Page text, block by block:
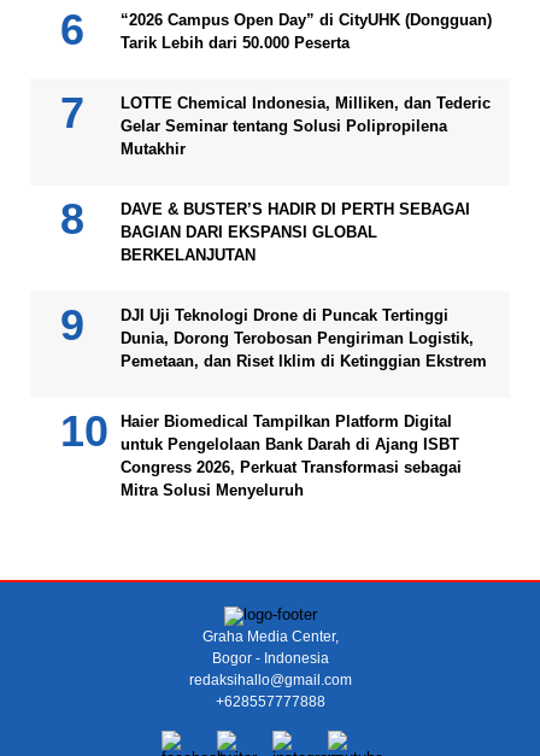
“2026 Campus Open Day” di CityUHK (Dongguan)
Tarik Lebih dari 50.000 Peserta
LOTTE Chemical Indonesia, Milliken, dan Tederic
Gelar Seminar tentang Solusi Polipropilena
Mutakhir
DAVE & BUSTER’S HADIR DI PERTH SEBAGAI
BAGIAN DARI EKSPANSI GLOBAL
BERKELANJUTAN
DJI Uji Teknologi Drone di Puncak Tertinggi
Dunia, Dorong Terobosan Pengiriman Logistik,
Pemetaan, dan Riset Iklim di Ketinggian Ekstrem
Haier Biomedical Tampilkan Platform Digital
untuk Pengelolaan Bank Darah di Ajang ISBT
Congress 2026, Perkuat Transformasi sebagai
Mitra Solusi Menyeluruh
Graha Media Center,
Bogor - Indonesia
redaksihallo@gmail.com
+628557777888